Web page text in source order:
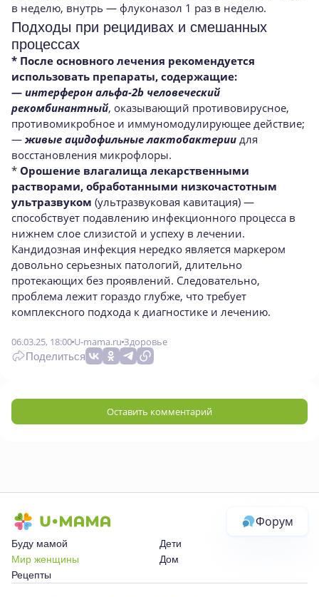
в неделю, внутрь — флуконазол 1 раз в неделю.
Подходы при рецидивах и смешанных
процессах
* После основного лечения рекомендуется
использовать препараты, содержащие:
— интерферон альфа-2b человеческий
рекомбинантный, оказывающий противовирусное,
противомикробное и иммуномодулирующее действие;
— живые ацидофильные лактобактерии для
восстановления микрофлоры.
* Орошение влагалища лекарственными
растворами, обработанными низкочастотным
ультразвуком (ультразвуковая кавитация) —
способствует подавлению инфекционного процесса в
нижнем слое слизистой и успеху в лечении.
Кандидозная инфекция нередко является маркером
довольно серьезных патологий, длительно
протекающих без проявлений. Следовательно,
проблема лежит гораздо глубже, что требует
комплексного подхода к диагностике и лечению.
06.03.25, 18:00 U-mama.ru Здоровье
Поделиться
Оставить комментарий
Форум
Буду мамой
Дети
Мир женщины
Дом
Рецепты